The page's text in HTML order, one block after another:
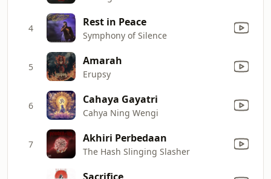
4 Rest in Peace
Symphony of Silence
5 Amarah
Erupsy
6 Cahaya Gayatri
Cahya Ning Wengi
7 Akhiri Perbedaan
The Hash Slinging Slasher
Sacrifice